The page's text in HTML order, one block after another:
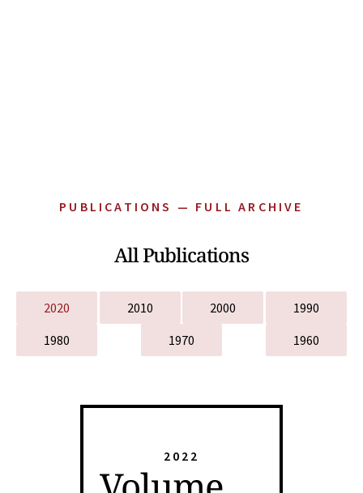
PUBLICATIONS — FULL ARCHIVE
All Publications
2020 2010 2000
1990
1980
1970 1960
2022